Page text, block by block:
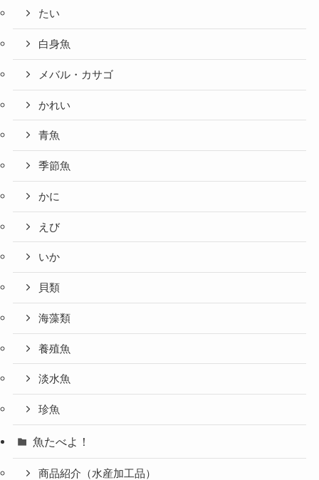
たい
白身魚
メバル・カサゴ
かれい
青魚
季節魚
かに
えび
いか
貝類
海藻類
養殖魚
淡水魚
珍魚
魚たべよ！
商品紹介（水産加工品）